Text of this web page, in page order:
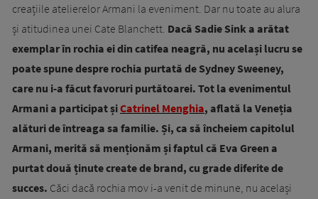
creațiile atelierelor Armani la eveniment. Dar nu toate au alura
și atitudinea unei Cate Blanchett. Dacă Sadie Sink a arătat
exemplar în rochia ei din catifea neagră, nu același lucru se
poate spune despre rochia purtată de Sydney Sweeney,
care nu i-a făcut favoruri purtătoarei. Tot la evenimentul
Armani a participat șiCatrinel Menghia, aflată la Veneția
alături de întreaga sa familie. Și, ca să încheiem capitolul
Armani, merită să menționăm și faptul că Eva Green a
purtat două ținute create de brand, cu grade diferite de
succes. Căci dacă rochia mov i-a venit de minune, nu același